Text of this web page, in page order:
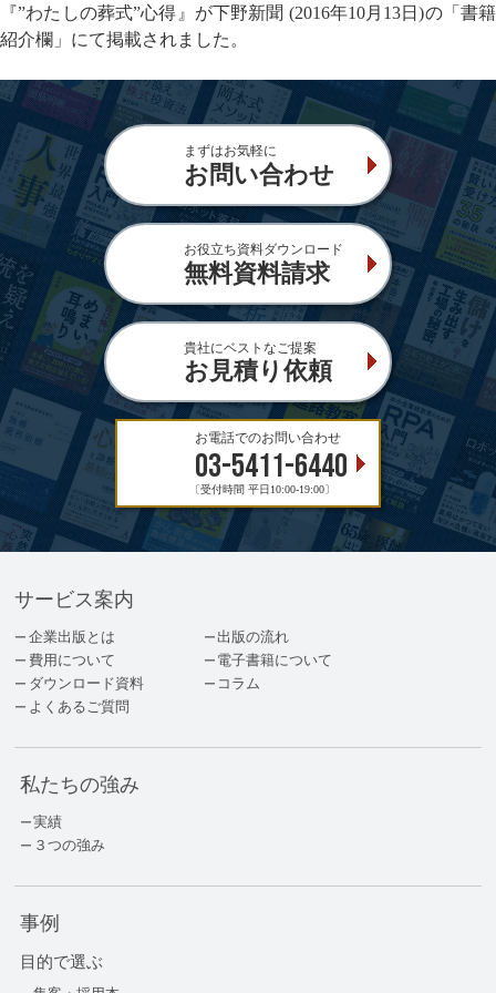
『”わたしの葬式”心得』が下野新聞 (2016年10月13日)の「書籍
紹介欄」にて掲載されました。
まずはお気軽に
お問い合わせ
お役立ち資料ダウンロード
無料資料請求
貴社にベストなご提案
お見積り依頼
お電話でのお問い合わせ
03-5411-6440
〔受付時間 平日10:00-19:00〕
サービス案内
企業出版とは
出版の流れ
費用について
電子書籍について
ダウンロード資料
コラム
よくあるご質問
私たちの強み
実績
３つの強み
事例
目的で選ぶ